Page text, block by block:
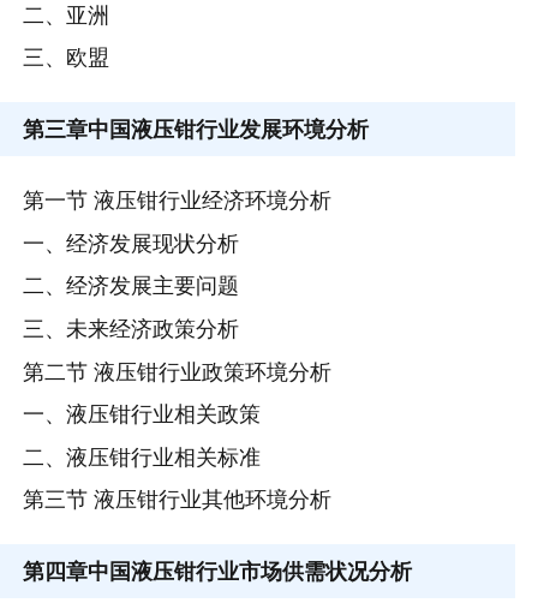
二、亚洲
三、欧盟
第三章中国液压钳行业发展环境分析
第一节 液压钳行业经济环境分析
一、经济发展现状分析
二、经济发展主要问题
三、未来经济政策分析
第二节 液压钳行业政策环境分析
一、液压钳行业相关政策
二、液压钳行业相关标准
第三节 液压钳行业其他环境分析
第四章中国液压钳行业市场供需状况分析